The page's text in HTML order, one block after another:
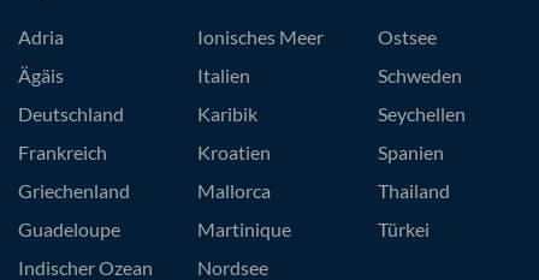
Adria
Ägäis
Deutschland
Frankreich
Griechenland
Guadeloupe
Indischer Ozean
Ionisches Meer
Italien
Karibik
Kroatien
Mallorca
Martinique
Nordsee
Ostsee
Schweden
Seychellen
Spanien
Thailand
Türkei